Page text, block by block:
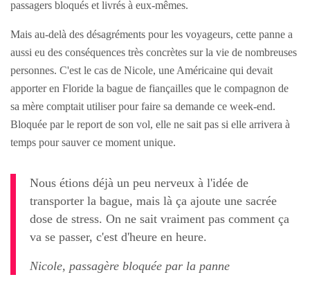
passagers bloqués et livrés à eux-mêmes.
Mais au-delà des désagréments pour les voyageurs, cette panne a
aussi eu des conséquences très concrètes sur la vie de nombreuses
personnes. C'est le cas de Nicole, une Américaine qui devait
apporter en Floride la bague de fiançailles que le compagnon de
sa mère comptait utiliser pour faire sa demande ce week-end.
Bloquée par le report de son vol, elle ne sait pas si elle arrivera à
temps pour sauver ce moment unique.
Nous étions déjà un peu nerveux à l'idée de
transporter la bague, mais là ça ajoute une sacrée
dose de stress. On ne sait vraiment pas comment ça
va se passer, c'est d'heure en heure.
Nicole, passagère bloquée par la panne